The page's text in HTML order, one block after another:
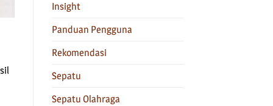
Insight
Panduan Pengguna
Rekomendasi
Sepatu
Sepatu Olahraga